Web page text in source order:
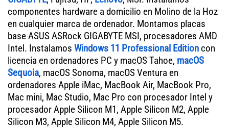
componentes hardware a domicilio en Molino de la Hoz
en cualquier marca de ordenador. Montamos placas
base ASUS ASRock GIGABYTE MSI, procesadores AMD
Intel. Instalamos Windows 11 Professional Edition con
licencia en ordenadores PC y macOS Tahoe, macOS
Sequoia, macOS Sonoma, macOS Ventura en
ordenadores Apple iMac, MacBook Air, MacBook Pro,
Mac mini, Mac Studio, Mac Pro con procesador Intel y
procesador Apple Silicon M1, Apple Silicon M2, Apple
Silicon M3, Apple Silicon M4, Apple Silicon M5.